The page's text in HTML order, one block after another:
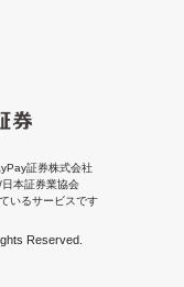
証券株式会社
本証券業協会
いるサービスです
Reserved.